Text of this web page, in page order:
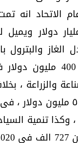
الاتحاد انه
التجارى الذى تجاوز
والبترول
الاوكرانية فى مصر
والزراعة ،
واستخراج البترول والغاز
تنمية